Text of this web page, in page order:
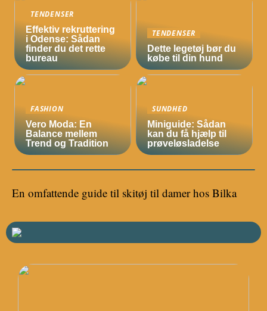
TENDENSER
Effektiv rekruttering
i Odense: Sådan
finder du det rette
bureau
TENDENSER
Dette legetøj bør du
købe til din hund
FASHION
Vero Moda: En
Balance mellem
Trend og Tradition
SUNDHED
Miniguide: Sådan
kan du få hjælp til
prøveløsladelse
En omfattende guide til skitøj til damer hos Bilka